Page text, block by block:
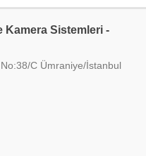
Kamera Sistemleri -
C Ümraniye/İstanbul